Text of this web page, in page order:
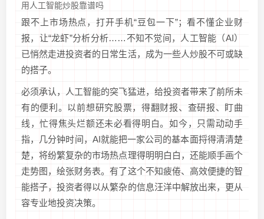
用人工智能炒股靠谱吗
跟不上市场热点，打开手机“豆包一下”；看不懂企业财
报，让“龙虾”分析分析……不知不觉间，人工智能（AI）
已悄然走进投资者的日常生活，成为一些人炒股不可或缺
的搭子。
必须承认，人工智能的突飞猛进，给投资者带来了前所未
有的便利。以前想研究股票，得翻财报、查研报、盯曲
线，忙得焦头烂额还未必看得明白。如今，只需动动手
指，几分钟时间，AI就能把一家公司的基本面捋得清清楚
楚，将纷繁复杂的市场热点理得明明白白，还能顺手画个
走势图，绘张财务表。有了这个不知疲倦、高效便捷的智
能搭子，投资者得以从繁杂的信息汪洋中解放出来，更从
容专业地投资决策。